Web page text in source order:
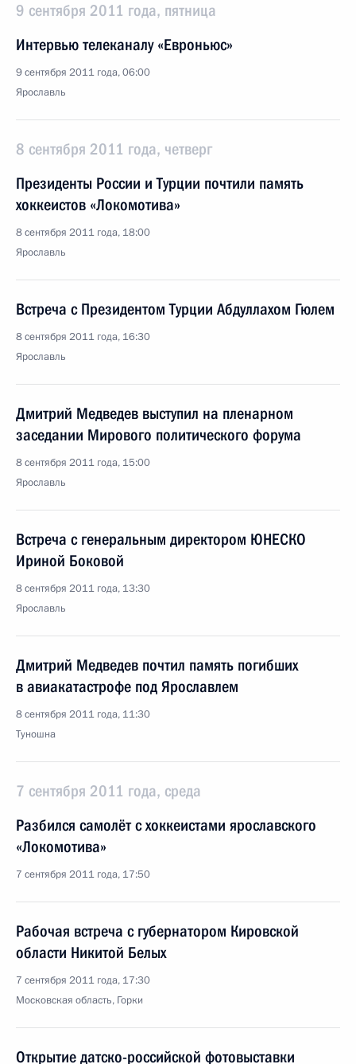
9 сентября 2011 года, пятница
Интервью телеканалу «Евроньюс»
9 сентября 2011 года, 06:00
Ярославль
8 сентября 2011 года, четверг
Президенты России и Турции почтили память
хоккеистов «Локомотива»
8 сентября 2011 года, 18:00
Ярославль
Встреча с Президентом Турции Абдуллахом Гюлем
8 сентября 2011 года, 16:30
Ярославль
Дмитрий Медведев выступил на пленарном
заседании Мирового политического форума
8 сентября 2011 года, 15:00
Ярославль
Встреча с генеральным директором ЮНЕСКО
Ириной Боковой
8 сентября 2011 года, 13:30
Ярославль
Дмитрий Медведев почтил память погибших
в авиакатастрофе под Ярославлем
8 сентября 2011 года, 11:30
Туношна
7 сентября 2011 года, среда
Разбился самолёт с хоккеистами ярославского
«Локомотива»
7 сентября 2011 года, 17:50
Рабочая встреча с губернатором Кировской
области Никитой Белых
7 сентября 2011 года, 17:30
Московская область, Горки
Открытие датско-российской фотовыставки